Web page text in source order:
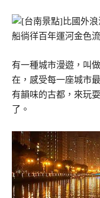
有一種城市漫遊，叫做
在，感受每一座城市
有韻味的古都，來玩
了。